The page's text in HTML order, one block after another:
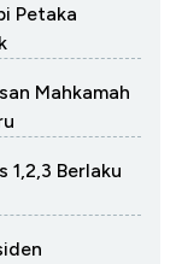
Petaka
Mahkamah
1,2,3 Berlaku